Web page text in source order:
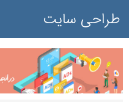
طراحی سایت